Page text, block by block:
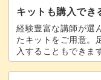
キットも購入でき
経験豊富な講師が選
たキットをご用意。
入することもできます